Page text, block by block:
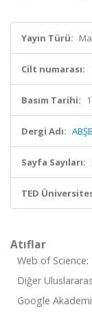
Yayın Türü:
Cilt numarası:
Basım Tarihi:
Dergi Adı:
Sayfa Sayıları:
TED
Atıflar
Web of Science:
Diğer
Google